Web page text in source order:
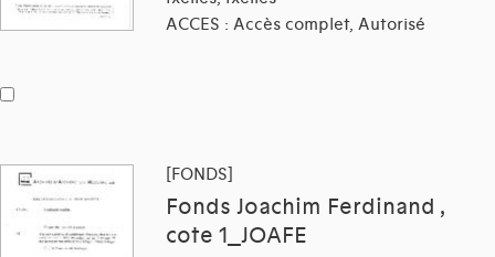
ACCES : Accès complet, Autorisé
[FONDS]
Fonds Joachim Ferdinand ,
cote 1_JOAFE